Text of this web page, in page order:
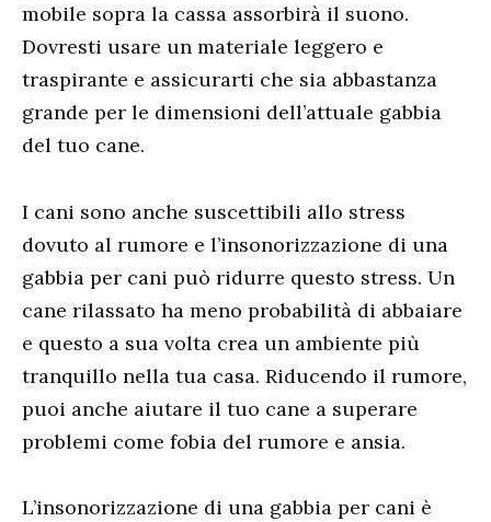
mobile sopra la cassa assorbirà il suono.
Dovresti usare un materiale leggero e
traspirante e assicurarti che sia abbastanza
grande per le dimensioni dell’attuale gabbia
del tuo cane.
I cani sono anche suscettibili allo stress
dovuto al rumore e l’insonorizzazione di una
gabbia per cani può ridurre questo stress. Un
cane rilassato ha meno probabilità di abbaiare
e questo a sua volta crea un ambiente più
tranquillo nella tua casa. Riducendo il rumore,
puoi anche aiutare il tuo cane a superare
problemi come fobia del rumore e ansia.
L’insonorizzazione di una gabbia per cani è